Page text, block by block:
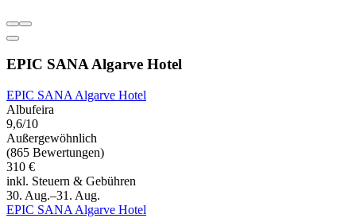
EPIC SANA Algarve Hotel
EPIC SANA Algarve Hotel
Albufeira
9,6/10
Außergewöhnlich
(865 Bewertungen)
310 €
inkl. Steuern & Gebühren
30. Aug.–31. Aug.
EPIC SANA Algarve Hotel